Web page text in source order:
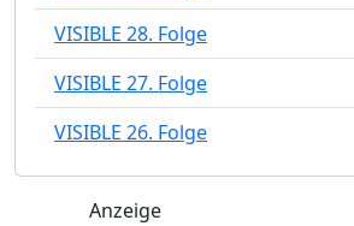
VISIBLE 28. Folge
VISIBLE 27. Folge
VISIBLE 26. Folge
Anzeige